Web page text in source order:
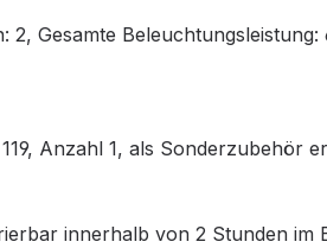
Gesamte Beleuchtungsleistung:
Anzahl 1, als Sonderzubehör
innerhalb von 2 Stunden im